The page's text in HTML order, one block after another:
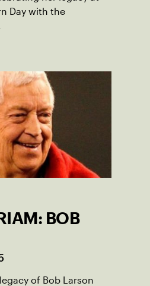
Day with the
BOB
of Bob Larson